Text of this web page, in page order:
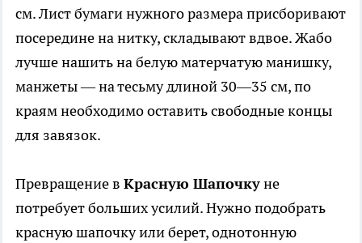
см. Лист бумаги нужного размера присборивают
посередине на нитку, складывают вдвое. Жабо
лучше нашить на белую матерчатую манишку,
манжеты — на тесьму длиной 30—35 см, по
краям необходимо оставить свободные концы
для завязок.
Превращение в Красную Шапочкуне
потребует больших усилий. Нужно подобрать
красную шапочку или берет, однотонную